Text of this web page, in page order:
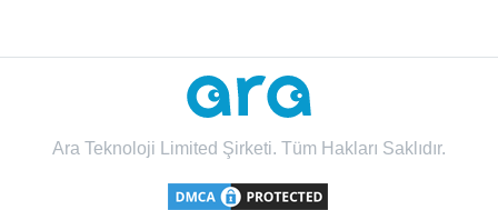
Ara Teknoloji Limited Şirketi. Tüm Hakları Saklıdır.